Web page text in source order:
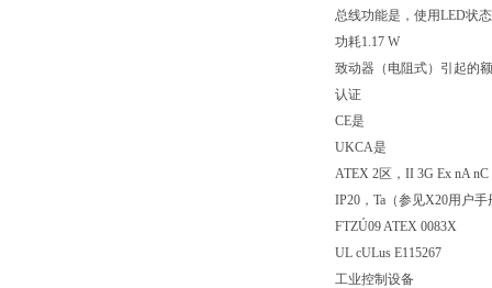
总线功能是，使用LED状
功耗1.17 W
致动器（电阻式）引起的
认证
CE是
UKCA是
ATEX 2区，II 3G Ex nA
IP20，Ta（参见X20用户手
FTZÚ09 ATEX 0083X
UL cULus E115267
工业控制设备